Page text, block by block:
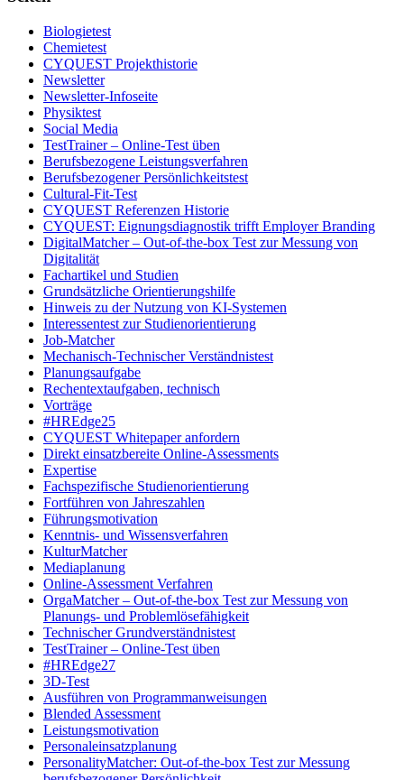
Biologietest
Chemietest
CYQUEST Projekthistorie
Newsletter
Newsletter-Infoseite
Physiktest
Social Media
TestTrainer – Online-Test üben
Berufsbezogene Leistungsverfahren
Berufsbezogener Persönlichkeitstest
Cultural-Fit-Test
CYQUEST Referenzen Historie
CYQUEST: Eignungsdiagnostik trifft Employer Branding
DigitalMatcher – Out-of-the-box Test zur Messung von
Digitalität
Fachartikel und Studien
Grundsätzliche Orientierungshilfe
Hinweis zu der Nutzung von KI-Systemen
Interessentest zur Studienorientierung
Job-Matcher
Mechanisch-Technischer Verständnistest
Planungsaufgabe
Rechentextaufgaben, technisch
Vorträge
#HREdge25
CYQUEST Whitepaper anfordern
Direkt einsatzbereite Online-Assessments
Expertise
Fachspezifische Studienorientierung
Fortführen von Jahreszahlen
Führungsmotivation
Kenntnis- und Wissensverfahren
KulturMatcher
Mediaplanung
Online-Assessment Verfahren
OrgaMatcher – Out-of-the-box Test zur Messung von
Planungs- und Problemlösefähigkeit
Technischer Grundverständnistest
TestTrainer – Online-Test üben
#HREdge27
3D-Test
Ausführen von Programmanweisungen
Blended Assessment
Leistungsmotivation
Personaleinsatzplanung
PersonalityMatcher: Out-of-the-box Test zur Messung